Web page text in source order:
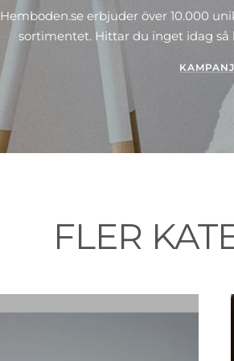
Hemboden.se erbjuder över 10.000
sortimentet. Hittar du inget idag
FLER